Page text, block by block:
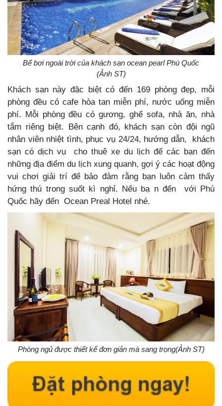
Bể bơi ngoài trời của khách sạn ocean pearl Phú Quốc
(Ảnh ST)
Khách sạn này đặc biệt có đến 169 phòng đẹp, mỗi
phòng đều có cafe hòa tan miễn phí, nước uống miễn
phí. Mỗi phòng đều có gương, ghế sofa, nhà ăn, nhà
tắm riêng biệt. Bên cạnh đó, khách sạn còn đội ngũ
nhân viên nhiệt tình, phục vụ 24/24, hướng dẫn, khách
sạn có dịch vụ cho thuê xe du lịch để các bạn đến
những địa điểm du lịch xung quanh, gợi ý các hoạt động
vui chơi giải trí để bảo đảm rằng bạn luôn cảm thấy
hứng thú trong suốt kì nghỉ. Nếu bạ n đến với Phú
Quốc hãy đến Ocean Preal Hotel nhé.
Phòng ngủ được thiết kế đơn giản mà sang trọng(Ảnh ST)